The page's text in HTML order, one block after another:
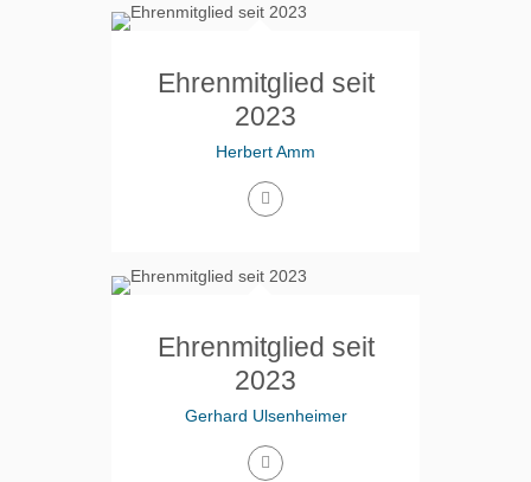
Ehrenmitglied seit
2023
Herbert Amm
Ehrenmitglied seit
2023
Gerhard Ulsenheimer